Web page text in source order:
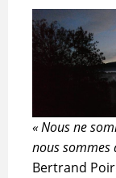
« Nous ne
nous sommes
Bertrand